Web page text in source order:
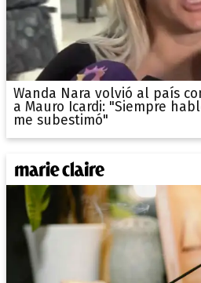
Wanda Nara volvió al país
a Mauro Icardi: "Siempre
me subestimó"